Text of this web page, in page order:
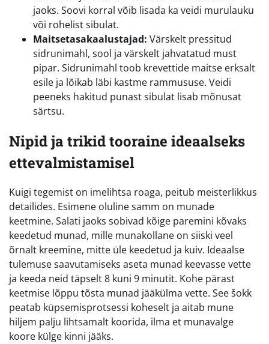
jaoks. Soovi korral võib lisada ka veidi murulauku
või rohelist sibulat.
Maitsetasakaalustajad: Värskelt pressitud
sidrunimahl, sool ja värskelt jahvatatud must
pipar. Sidrunimahl toob krevettide maitse erksalt
esile ja lõikab läbi kastme rammususe. Veidi
peeneks hakitud punast sibulat lisab mõnusat
särtsu.
Nipid ja trikid tooraine ideaalseks
ettevalmistamisel
Kuigi tegemist on imelihtsa roaga, peitub meisterlikkus
detailides. Esimene oluline samm on munade
keetmine. Salati jaoks sobivad kõige paremini kõvaks
keedetud munad, mille munakollane on siiski veel
õrnalt kreemine, mitte üle keedetud ja kuiv. Ideaalse
tulemuse saavutamiseks aseta munad keevasse vette
ja keeda neid täpselt 8 kuni 9 minutit. Kohe pärast
keetmise lõppu tõsta munad jääkülma vette. See šokk
peatab küpsemisprotsessi koheselt ja aitab mune
hiljem palju lihtsamalt koorida, ilma et munavalge
koore külge kinni jääks.